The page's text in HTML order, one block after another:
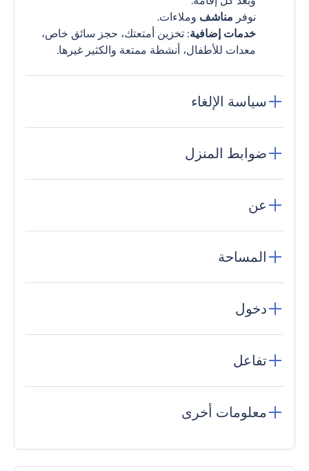
نوفر مناشف وملاءات.
خدمات إضافية: تخزين أمتعتك، حجز سائق خاص،
معدات للأطفال، أنشطة ممتعة والكثير غيرها.
سياسة الإلغاء
ضوابط المنزل
عن
المساحة
دخول
تفاعل
معلومات أخرى